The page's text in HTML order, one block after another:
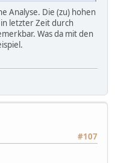
Analyse. Die (zu) hohen
letzter Zeit durch
Was da mit den
#107